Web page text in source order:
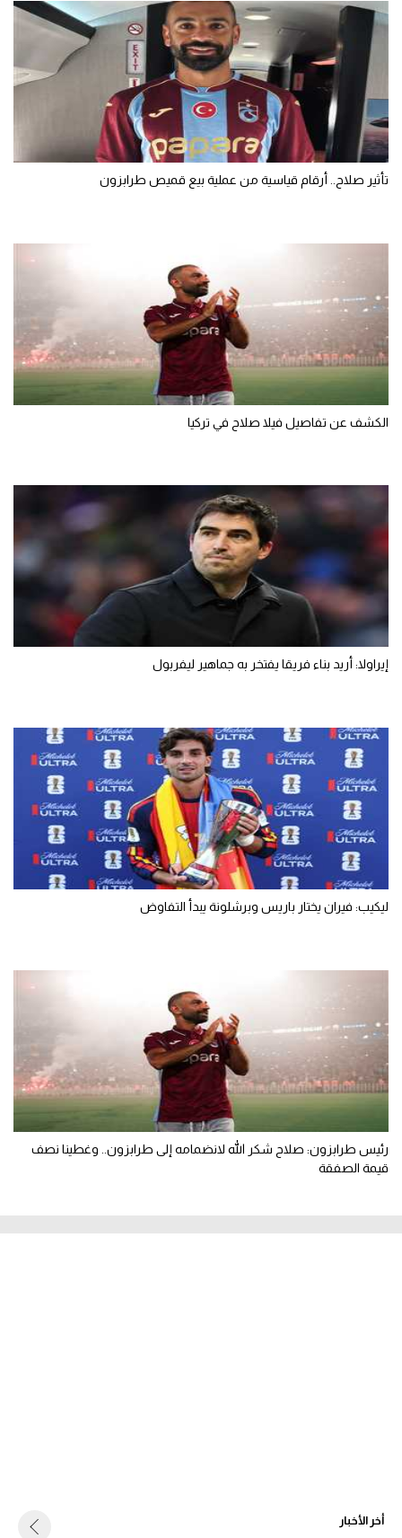
تأثير صلاح.. أرقام قياسية من عملية بيع قميص طرابزون
الكشف عن تفاصيل فيلا صلاح في تركيا
إيراولا: أريد بناء فريقا يفتخر به جماهير ليفربول
ليكيب: فيران يختار باريس وبرشلونة يبدأ التفاوض
رئيس طرابزون: صلاح شكر الله لانضمامه إلى طرابزون.. وغطينا نصف
قيمة الصفقة
أخر الأخبار